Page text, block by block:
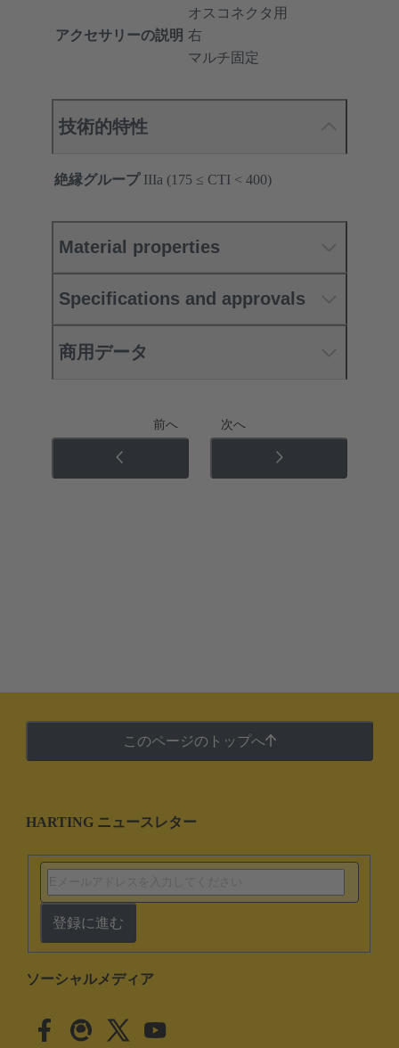
アクセサリーの説明
オスコネクタ用
右
マルチ固定
技術的特性
絶縁グループ IIIa (175 ≤ CTI < 400)
Material properties
Specifications and approvals
商用データ
前へ 次へ
このページのトップへ
HARTING ニュースレター
登録に進む
ソーシャルメディア